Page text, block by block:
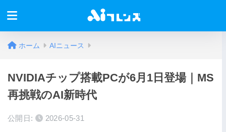
ホーム AIニュース
NVIDIAチップ搭載PCが6月1日登場｜MS
再挑戦のAI新時代
公開日: 2026-05-31